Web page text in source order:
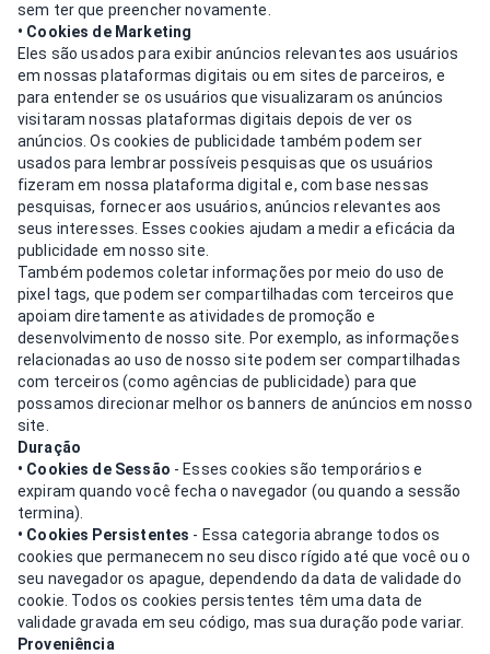
sem ter que preencher novamente.
• Cookies de Marketing
Eles são usados para exibir anúncios relevantes aos usuários
em nossas plataformas digitais ou em sites de parceiros, e
para entender se os usuários que visualizaram os anúncios
visitaram nossas plataformas digitais depois de ver os
anúncios. Os cookies de publicidade também podem ser
usados para lembrar possíveis pesquisas que os usuários
fizeram em nossa plataforma digital e, com base nessas
pesquisas, fornecer aos usuários, anúncios relevantes aos
seus interesses. Esses cookies ajudam a medir a eficácia da
publicidade em nosso site.
Também podemos coletar informações por meio do uso de
pixel tags, que podem ser compartilhadas com terceiros que
apoiam diretamente as atividades de promoção e
desenvolvimento de nosso site. Por exemplo, as informações
relacionadas ao uso de nosso site podem ser compartilhadas
com terceiros (como agências de publicidade) para que
possamos direcionar melhor os banners de anúncios em nosso
site.
Duração
• Cookies de Sessão - Esses cookies são temporários e
expiram quando você fecha o navegador (ou quando a sessão
termina).
• Cookies Persistentes - Essa categoria abrange todos os
cookies que permanecem no seu disco rígido até que você ou o
seu navegador os apague, dependendo da data de validade do
cookie. Todos os cookies persistentes têm uma data de
validade gravada em seu código, mas sua duração pode variar.
Proveniência